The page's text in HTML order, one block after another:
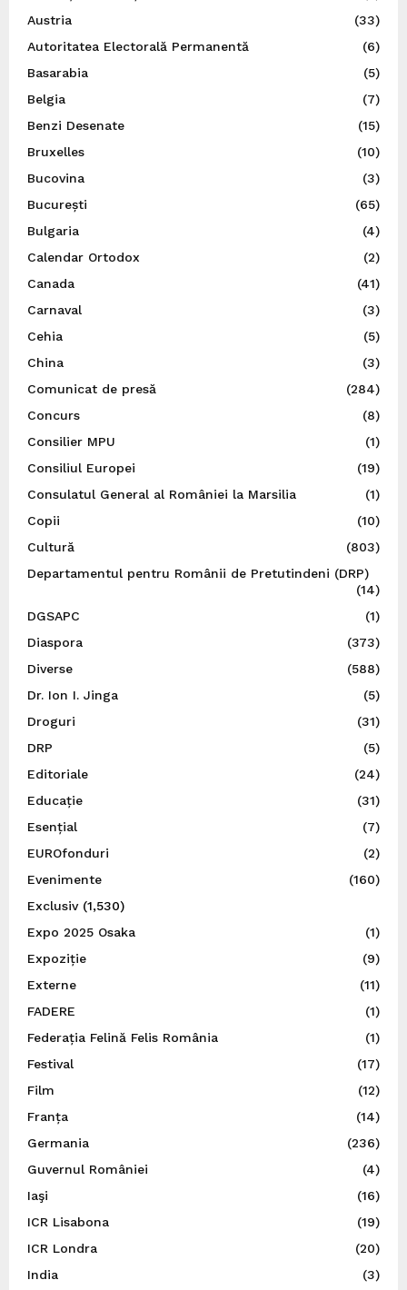
Austria
(33)
Autoritatea Electorală Permanentă
(6)
Basarabia
(5)
Belgia
(7)
Benzi Desenate
(15)
Bruxelles
(10)
Bucovina
(3)
București
(65)
Bulgaria
(4)
Calendar Ortodox
(2)
Canada
(41)
Carnaval
(3)
Cehia
(5)
China
(3)
Comunicat de presă
(284)
Concurs
(8)
Consilier MPU
(1)
Consiliul Europei
(19)
Consulatul General al României la Marsilia
(1)
Copii
(10)
Cultură
(803)
Departamentul pentru Românii de Pretutindeni (DRP)
(14)
DGSAPC
(1)
Diaspora
(373)
Diverse
(588)
Dr. Ion I. Jinga
(5)
Droguri
(31)
DRP
(5)
Editoriale
(24)
Educație
(31)
Esențial
(7)
EUROfonduri
(2)
Evenimente
(160)
Exclusiv(1,530)
Expo 2025 Osaka
(1)
Expoziție
(9)
Externe
(11)
FADERE
(1)
Federația Felină Felis România
(1)
Festival
(17)
Film
(12)
Franța
(14)
Germania
(236)
Guvernul României
(4)
Iaşi
(16)
ICR Lisabona
(19)
ICR Londra
(20)
India
(3)